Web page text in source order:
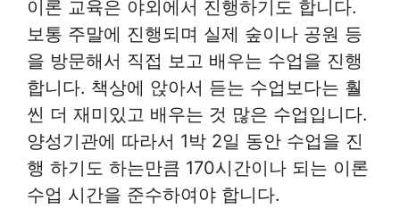
이론 교육은 야외에서 진행하기도 합니다.
보통 주말에 진행되며 실제 숲이나 공원 등
을 방문해서 직접 보고 배우는 수업을 진행
합니다. 책상에 앉아서 듣는 수업보다는 훨
씬 더 재미있고 배우는 것 많은 수업입니다.
양성기관에 따라서 1박 2일 동안 수업을 진
행 하기도 하는만큼 170시간이나 되는 이론
수업 시간을 준수하여야 합니다.